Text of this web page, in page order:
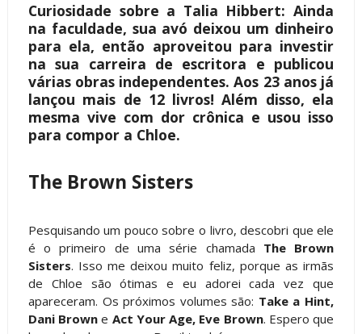
Curiosidade sobre a Talia Hibbert: Ainda
na faculdade, sua avó deixou um dinheiro
para ela, então aproveitou para investir
na sua carreira de escritora e publicou
várias obras independentes. Aos 23 anos já
lançou mais de 12 livros! Além disso, ela
mesma vive com dor crônica e usou isso
para compor a Chloe.
The Brown Sisters
Pesquisando um pouco sobre o livro, descobri que ele
é o primeiro de uma série chamada The Brown
Sisters. Isso me deixou muito feliz, porque as irmãs
de Chloe são ótimas e eu adorei cada vez que
apareceram. Os próximos volumes são: Take a Hint,
Dani Brown e Act Your Age, Eve Brown. Espero que